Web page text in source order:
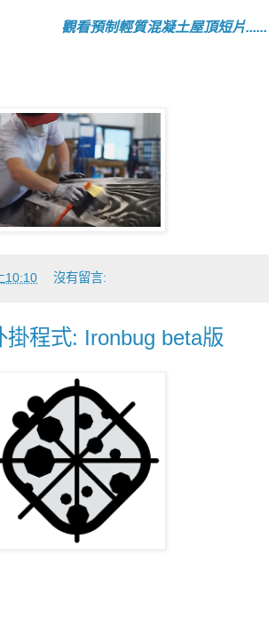
觀看預制輕質混凝土屋頂短片......
10:10 沒有留言:
掛程式: Ironbug beta版